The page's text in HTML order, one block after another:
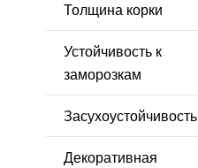
Толщина корки
Устойчивость к
заморозкам
Засухоустойчивость
Декоративная